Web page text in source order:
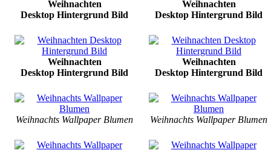
Weihnachten
Desktop Hintergrund Bild
Weihnachten
Desktop Hintergrund Bild
Weihnachten
Desktop Hintergrund Bild
Weihnachten
Desktop Hintergrund Bild
Weihnachts Wallpaper Blumen Weihnachts Wallpaper Blumen